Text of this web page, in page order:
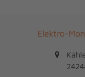
Elektro-